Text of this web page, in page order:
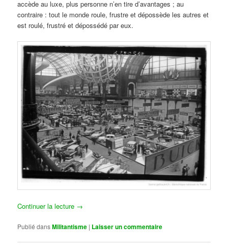
accède au luxe, plus personne n’en tire d’avantages ; au
contraire : tout le monde roule, frustre et dépossède les autres et
est roulé, frustré et dépossédé par eux.
Continuer la lecture →
Publié dansMilitantisme | Laisser un commentaire